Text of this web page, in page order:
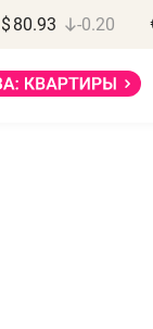
$ 80.93 -0.20